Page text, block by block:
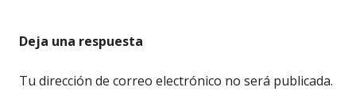
Deja una respuesta
Tu dirección de correo electrónico no será publicada.